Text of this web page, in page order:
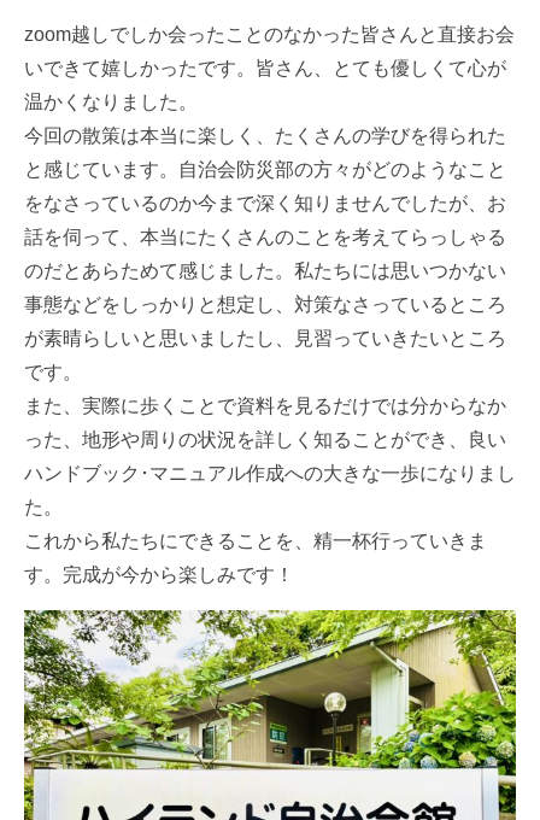
zoom越しでしか会ったことのなかった皆さんと直接お会
いできて嬉しかったです。皆さん、とても優しくて心が
温かくなりました。
今回の散策は本当に楽しく、たくさんの学びを得られた
と感じています。自治会防災部の方々がどのようなこと
をなさっているのか今まで深く知りませんでしたが、お
話を伺って、本当にたくさんのことを考えてらっしゃる
のだとあらためて感じました。私たちには思いつかない
事態などをしっかりと想定し、対策なさっているところ
が素晴らしいと思いましたし、見習っていきたいところ
です。
また、実際に歩くことで資料を見るだけでは分からなか
った、地形や周りの状況を詳しく知ることができ、良い
ハンドブック･マニュアル作成への大きな一歩になりまし
た。
これから私たちにできることを、精一杯行っていきま
す。完成が今から楽しみです！